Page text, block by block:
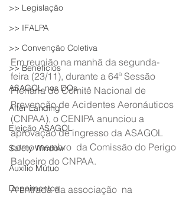
>> Legislação
>> IFALPA
>> Convenção Coletiva
>> Benefícios
ASAGOL nos DOs
After Landing
Eleição ASAGOL
Safety Window
Auxílio Mútuo
Depoimentos
Em reunião na manhã da segunda-
feira (23/11), durante a 64ª Sessão
Plenária do Comitê Nacional de
Prevenção de Acidentes Aeronáuticos
(CNPAA), o CENIPA anunciou a
aprovação de ingresso da ASAGOL
como membro  da Comissão do Perigo
Baloeiro do CNPAA.
A entrada da associação  na